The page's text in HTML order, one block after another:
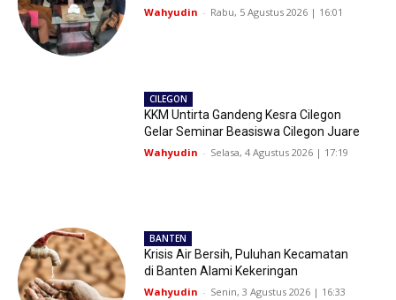
Wahyudin - Rabu, 5 Agustus 2026 | 16:01
CILEGON
KKM Untirta Gandeng Kesra Cilegon
Gelar Seminar Beasiswa Cilegon Juare
Wahyudin - Selasa, 4 Agustus 2026 | 17:19
BANTEN
Krisis Air Bersih, Puluhan Kecamatan
di Banten Alami Kekeringan
Wahyudin - Senin, 3 Agustus 2026 | 16:33